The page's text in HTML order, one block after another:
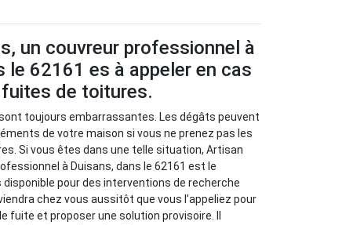
un couvreur professionnel à
le 62161 es à appeler en cas
de toitures.
toujours embarrassantes. Les dégâts peuvent
de votre maison si vous ne prenez pas les
Si vous êtes dans une telle situation, Artisan
à Duisans, dans le 62161 est le
pour des interventions de recherche
chez vous aussitôt que vous l’appeliez pour
fuite et proposer une solution provisoire. Il